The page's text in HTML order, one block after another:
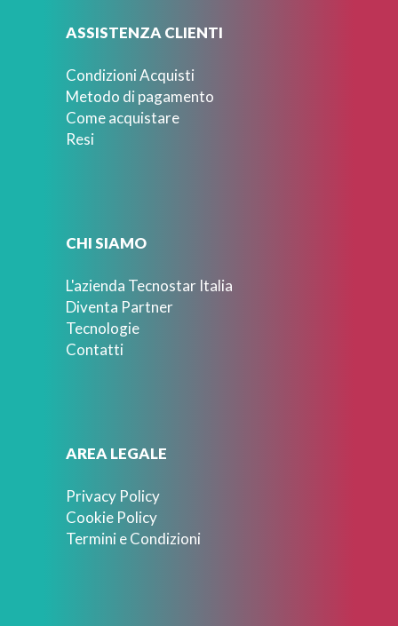
ASSISTENZA CLIENTI
Condizioni Acquisti
Metodo di pagamento
Come acquistare
Resi
CHI SIAMO
L'azienda Tecnostar Italia
Diventa Partner
Tecnologie
Contatti
AREA LEGALE
Privacy Policy
Cookie Policy
Termini e Condizioni